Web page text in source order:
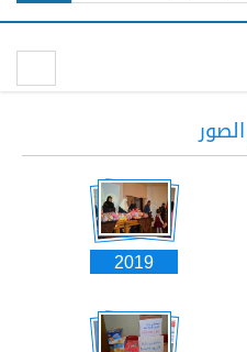
2019